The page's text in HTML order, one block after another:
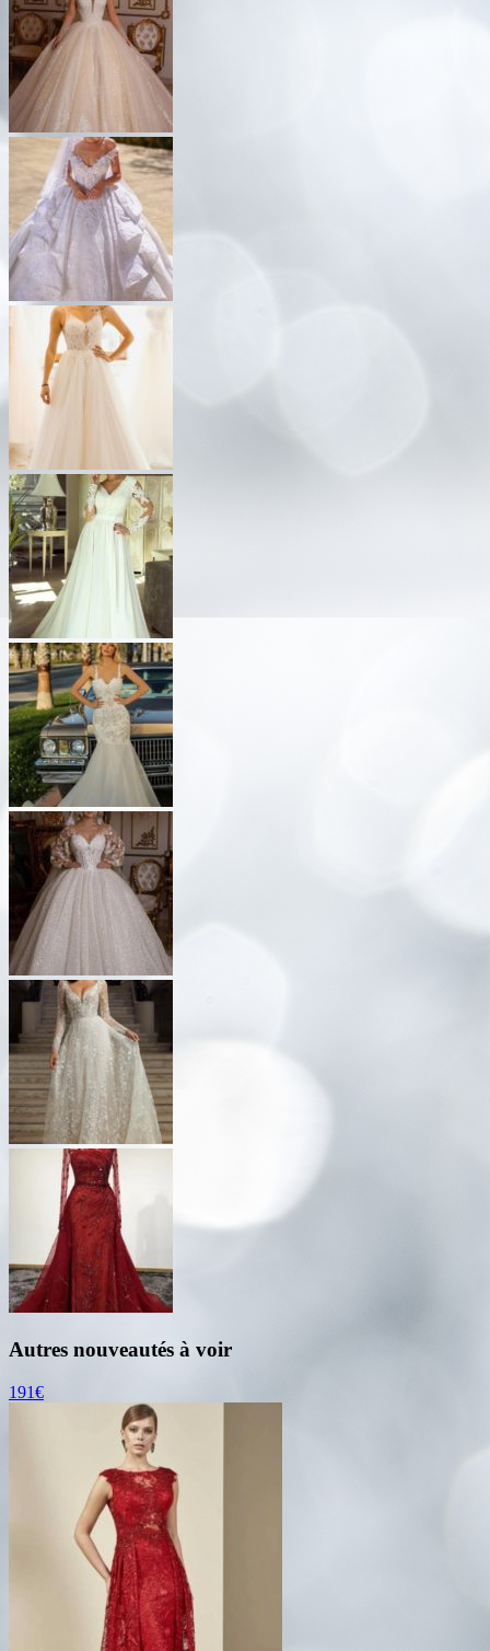
Autres nouveautés à voir
191€